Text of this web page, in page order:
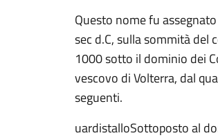
Questo nome fu
sec d.C, sulla sommità del
1000 sotto il dominio dei
vescovo di Volterra, dal
seguenti.
uardistalloSottoposto al